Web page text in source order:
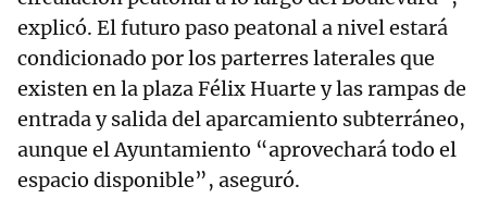
explicó. El futuro paso peatonal a nivel estará
condicionado por los parterres laterales que
existen en la plaza Félix Huarte y las rampas de
entrada y salida del aparcamiento subterráneo,
aunque el Ayuntamiento “aprovechará todo el
espacio disponible”, aseguró.